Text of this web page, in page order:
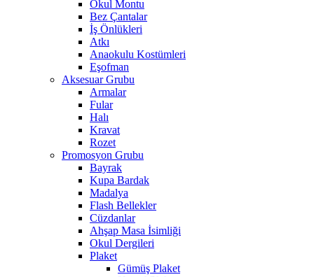
Okul Montu
Bez Çantalar
İş Önlükleri
Atkı
Anaokulu Kostümleri
Eşofman
Aksesuar Grubu
Armalar
Fular
Halı
Kravat
Rozet
Promosyon Grubu
Bayrak
Kupa Bardak
Madalya
Flash Bellekler
Cüzdanlar
Ahşap Masa İsimliği
Okul Dergileri
Plaket
Gümüş Plaket